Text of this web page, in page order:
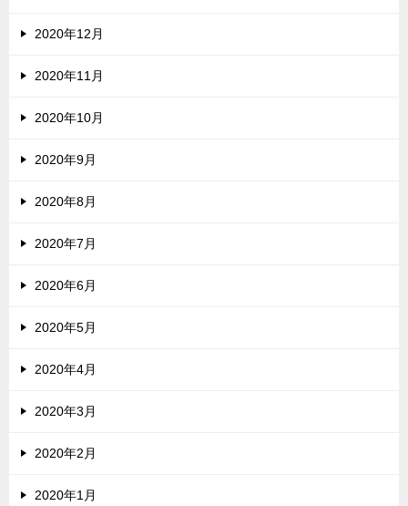
2020年12月
2020年11月
2020年10月
2020年9月
2020年8月
2020年7月
2020年6月
2020年5月
2020年4月
2020年3月
2020年2月
2020年1月